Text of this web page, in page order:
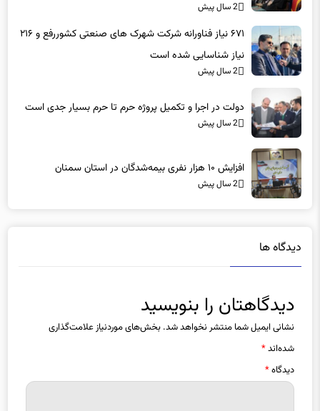
2 سال پیش
۶۷۱ نیاز فناورانه شرکت شهرک های صنعتی کشوررفع و ۲۱۶
نیاز شناسایی شده است
2 سال پیش
دولت در اجرا و تکمیل پروژه حرم تا حرم بسیار جدی است
2 سال پیش
افزایش ۱۰ هزار نفری بیمه‌شدگان در استان سمنان
2 سال پیش
دیدگاه ها
دیدگاهتان را بنویسید
نشانی ایمیل شما منتشر نخواهد شد. بخش‌های موردنیاز علامت‌گذاری
شده‌اند*
دیدگاه*